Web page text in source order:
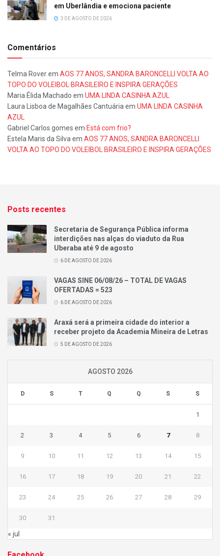
em Uberlândia e emociona paciente
3 DE AGOSTO DE 2026
Comentários
Telma Roverem AOS 77 ANOS, SANDRA BARONCELLI VOLTA AO
TOPO DO VOLEIBOL BRASILEIRO E INSPIRA GERAÇÕES
Maria Élida Machado em UMA LINDA CASINHA AZUL
Laura Lisboa de Magalhães Cantuáriaem UMA LINDA CASINHA
AZUL
Gabriel Carlos gomes em Está com frio?
Estela Maris da Silvaem AOS 77 ANOS, SANDRA BARONCELLI
VOLTA AO TOPO DO VOLEIBOL BRASILEIRO E INSPIRA GERAÇÕES
Posts recentes
Secretaria de Segurança Pública informa
interdições nas alças do viaduto da Rua
Uberaba até 9 de agosto
6 DE AGOSTO DE 2026
VAGAS SINE 06/08/26 – TOTAL DE VAGAS
OFERTADAS = 523
6 DE AGOSTO DE 2026
Araxá será a primeira cidade do interior a
receber projeto da Academia Mineira de Letras
5 DE AGOSTO DE 2026
AGOSTO 2026
D S T Q Q S S
1
2 3 4 5 6 7 8
9 10 11 12 13 14 15
16 17 18 19 20 21 22
23 24 25 26 27 28 29
30 31
« jul